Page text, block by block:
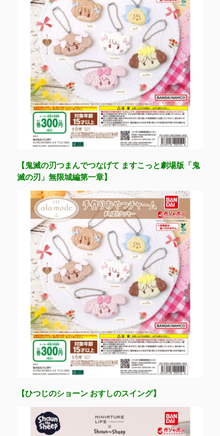
【鬼滅の刃つまんでつなげて ますこっと劇場版「鬼
滅の刃」無限城編第一章】
【ひつじのショーン おすしのスイング】